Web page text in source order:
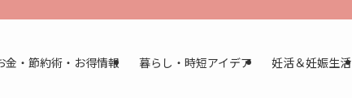
金・節約術・お得情報 暮らし・時短アイデア 妊活＆妊娠生活